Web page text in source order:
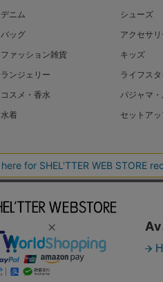
デニム
シューズ
バッグ
アクセサリ
ファッション雑貨
キッズ
ランジェリー
ライフス
コスメ・香水
パジャマ
水着
セットア
BAROQUE JAPAN LIMITED
COPYRIGHT © BAROQUE JAPAN LIMITED ALL